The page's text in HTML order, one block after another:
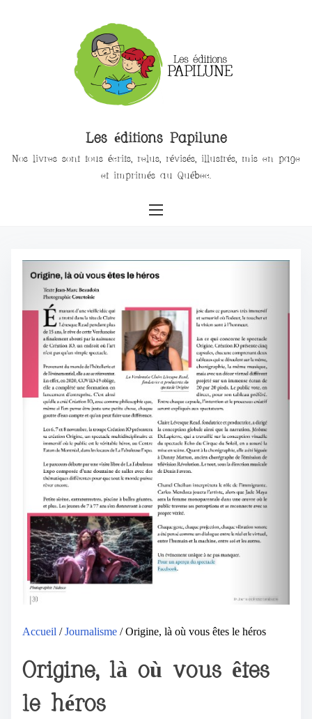
Les éditions Papilune
Nos livres sont tous écrits, relus, révisés, illustrés, mis en page
et imprimés au Québec.
Accueil /Journalisme / Origine, là où vous êtes le héros
Origine, là où vous êtes
le héros